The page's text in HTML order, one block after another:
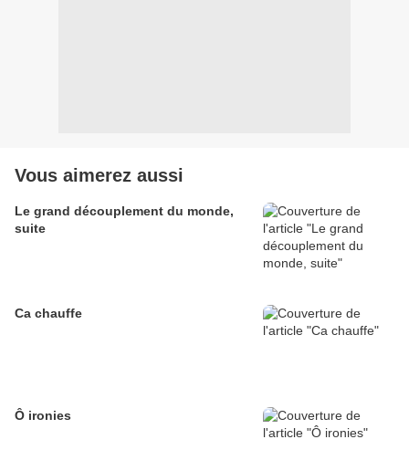
Vous aimerez aussi
Le grand découplement du monde,
suite
Ca chauffe
Ô ironies